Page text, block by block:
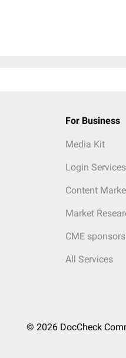
For Business
Media Kit
Login Services
Content
Market
CME
All Services
© 2026 DocCheck